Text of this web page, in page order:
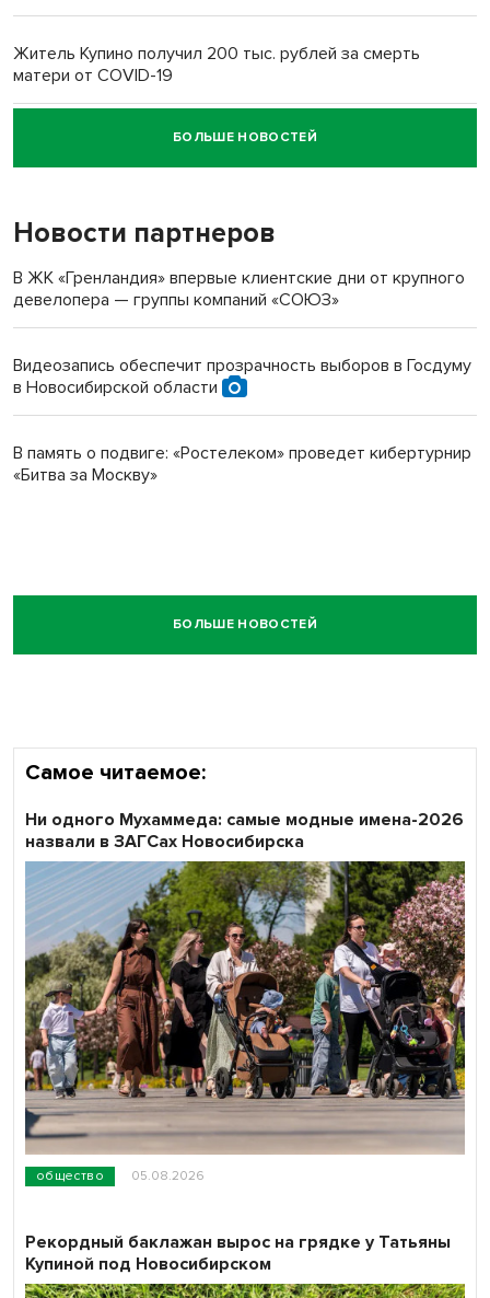
Житель Купино получил 200 тыс. рублей за смерть
матери от COVID-19
Новосибирский суд наказал водителя за смерть
пенсионерки на вокзале
БОЛЬШЕ НОВОСТЕЙ
Новости партнеров
В ЖК «Гренландия» впервые клиентские дни от крупного
девелопера — группы компаний «СОЮЗ»
Видеозапись обеспечит прозрачность выборов в Госдуму
в Новосибирской области
В память о подвиге: «Ростелеком» проведет кибертурнир
«Битва за Москву»
БОЛЬШЕ НОВОСТЕЙ
Самое читаемое:
общество 05.08.2026
Ни одного Мухаммеда: самые модные имена-2026
назвали в ЗАГСах Новосибирска
Рекордный баклажан вырос на грядке у Татьяны
Купиной под Новосибирском